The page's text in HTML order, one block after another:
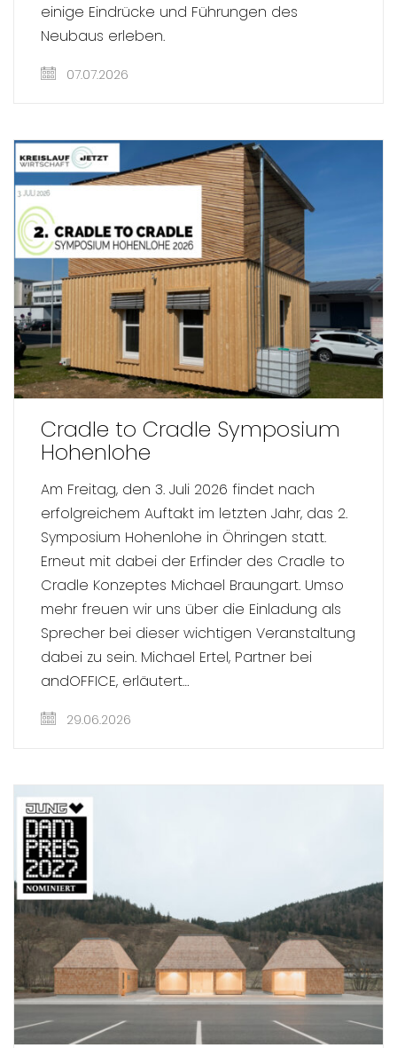
einige Eindrücke und Führungen des
Neubaus erleben.
07.07.2026
Cradle to Cradle Symposium
Hohenlohe
Am Freitag, den 3. Juli 2026 findet nach
erfolgreichem Auftakt im letzten Jahr, das 2.
Symposium Hohenlohe in Öhringen statt.
Erneut mit dabei der Erfinder des Cradle to
Cradle Konzeptes Michael Braungart. Umso
mehr freuen wir uns über die Einladung als
Sprecher bei dieser wichtigen Veranstaltung
dabei zu sein. Michael Ertel, Partner bei
andOFFICE, erläutert…
29.06.2026